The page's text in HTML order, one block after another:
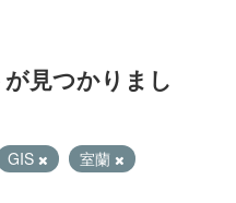
見つかりまし
GIS
室蘭